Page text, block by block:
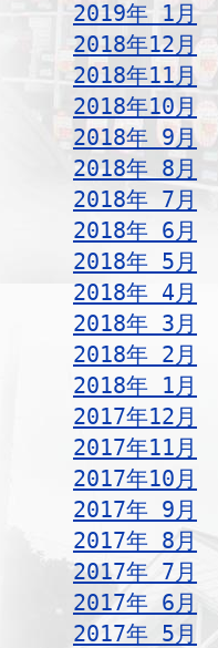
2019年 1月
2018年12月
2018年11月
2018年10月
2018年 9月
2018年 8月
2018年 7月
2018年 6月
2018年 5月
2018年 4月
2018年 3月
2018年 2月
2018年 1月
2017年12月
2017年11月
2017年10月
2017年 9月
2017年 8月
2017年 7月
2017年 6月
2017年 5月